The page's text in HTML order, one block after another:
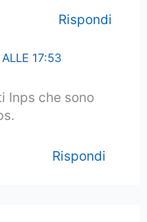
Rispondi
17:53
Inps che sono
Rispondi